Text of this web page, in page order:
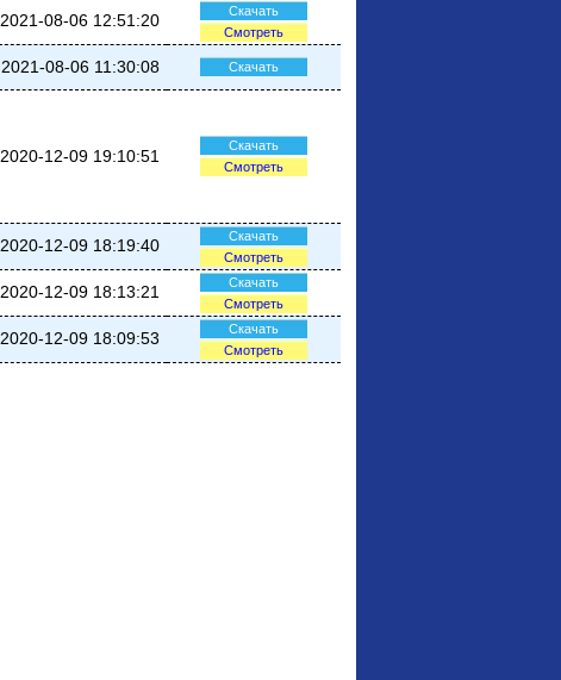
2021-08-06 12:51:20
Скачать
Смотреть
2021-08-06 11:30:08 Скачать
2020-12-09 19:10:51
Скачать
Смотреть
2020-12-09 18:19:40
Скачать
Смотреть
2020-12-09 18:13:21
Скачать
Смотреть
2020-12-09 18:09:53
Скачать
Смотреть